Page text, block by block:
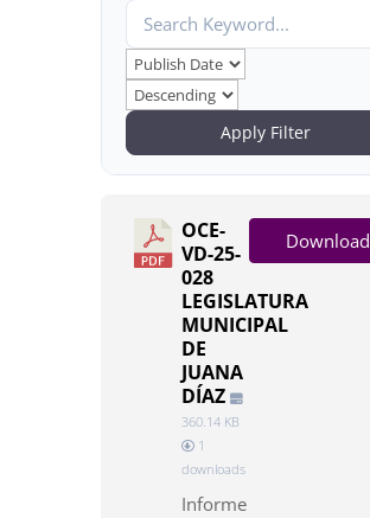
Apply Filter
OCE-
VD-25-
028
LEGISLATURA
MUNICIPAL
DE
JUANA
DÍAZ
360.14 KB
1
downloads
Informe
Download